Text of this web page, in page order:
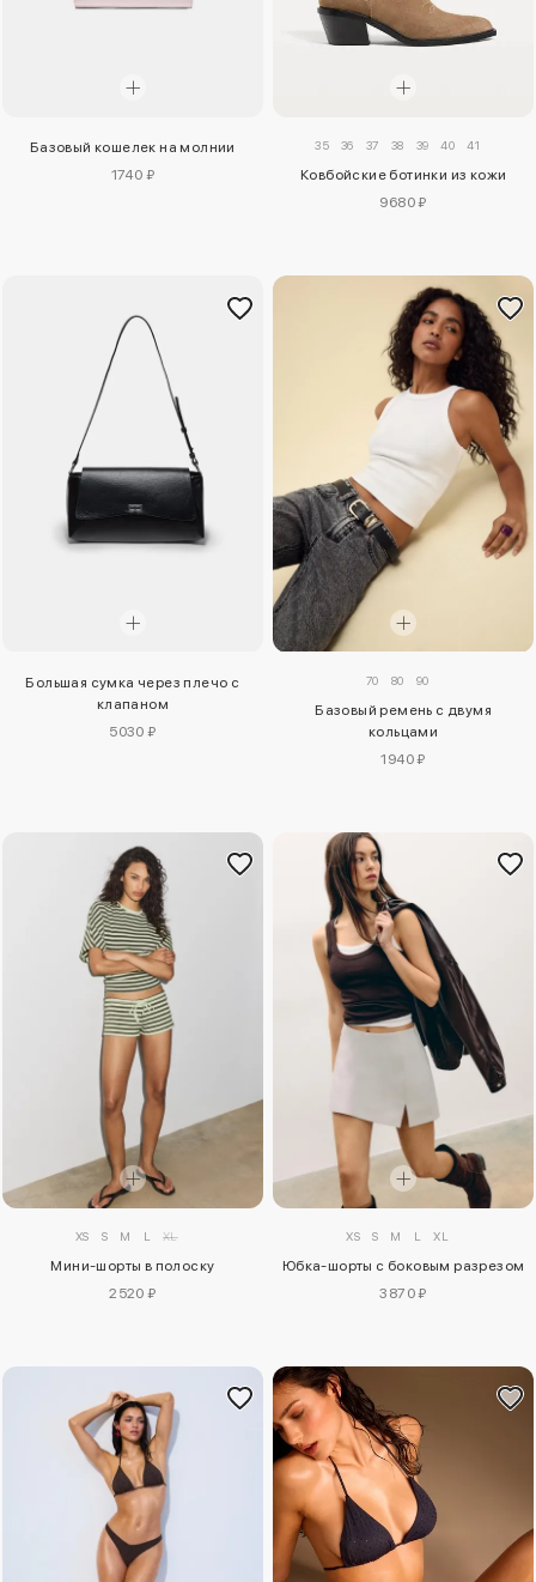
Базовый кошелек на молнии
1740 ₽
35 36 37 38 39 40 41
Ковбойские ботинки из кожи
9680 ₽
Большая сумка через плечо с
клапаном
5030 ₽
70 80 90
Базовый ремень с двумя
кольцами
1940 ₽
XS S M L XL
Мини-шорты в полоску
2520 ₽
XS S M L XL
Юбка-шорты с боковым разрезом
3870 ₽